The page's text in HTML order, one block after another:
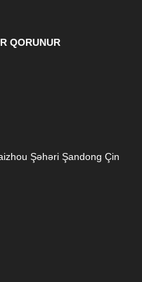
QORUNUR
Şəhəri Şandong Çin